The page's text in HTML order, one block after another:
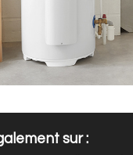
sur :